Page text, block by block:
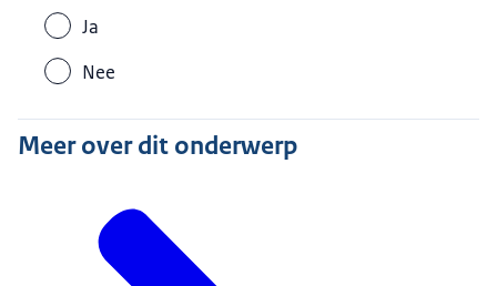
Ja
Nee
Meer over dit onderwerp